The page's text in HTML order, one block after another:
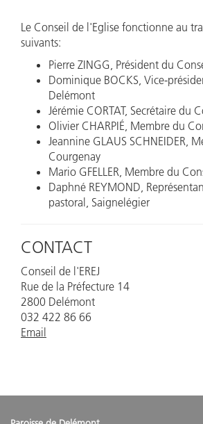
Le Conseil de l'Eglise fonctionne au
suivants:
Pierre ZINGG, Président du
Dominique BOCKS, Vice-
Delémont
Jérémie CORTAT, Secrétaire du
Olivier CHARPIÉ, Membre du
Jeannine GLAUS SCHNEIDER,
Courgenay
Mario GFELLER, Membre du
Daphné REYMOND,
pastoral, Saignelégier
CONTACT
Conseil de l'EREJ
Rue de la Préfecture 14
2800 Delémont
032 422 86 66
Email